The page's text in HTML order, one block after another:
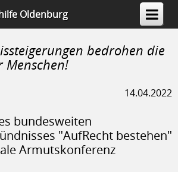
Oldenburg
bedrohen die
Menschen!
14.04.2022
bundesweiten
"AufRecht bestehen"
Armutskonferenz